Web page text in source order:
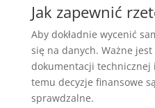
Jak zapewnić
Aby dokładnie wycenić
się na danych. Ważne
dokumentacji technicznej
temu decyzje finansowe
sprawdzalne.